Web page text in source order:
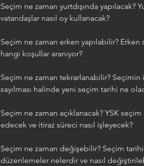
Seçim ne zaman yurtdışında yapılacak?
vatandaşlar nasıl oy kullanacak?
Seçim ne zaman erken yapılabilir? Erken
hangi koşullar aranıyor?
Seçim ne zaman tekrarlanabilir?
sayılması halinde yeni seçim tarihi ne
Seçim ne zaman açıklanacak? YSK
edecek ve itiraz süreci nasıl işleyecek?
Seçim ne zaman değişebilir? Seçim
düzenlemeler nelerdir ve nasıl